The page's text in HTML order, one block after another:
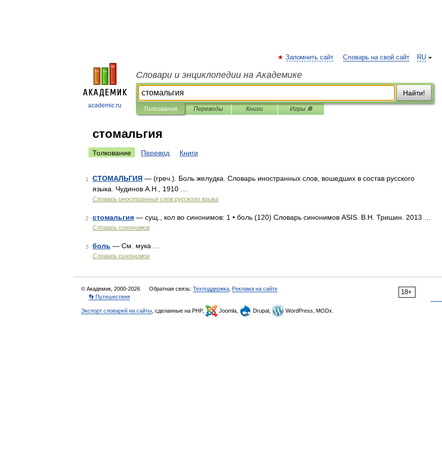
academic.ru
RU
Запомнить сайт Словарь на свой сайт
Словари и энциклопедии на Академике
Найти!
Толкования Переводы Книги Игры ⚽
стомальгия
Толкование Перевод Книги
1 СТОМАЛЬГИЯ — (греч.). Боль желудка. Словарь иностранных слов, вошедших в состав русского
языка. Чудинов А.Н., 1910 …
Словарь иностранных слов русского языка
2 стомальгия — сущ., кол во синонимов: 1 • боль (120) Словарь синонимов ASIS. В.Н. Тришин. 2013 …
Словарь синонимов
3 боль — См. мука …
Словарь синонимов
18+
© Академик, 2000-2026 Обратная связь: Техподдержка Реклама на сайте
👣 Путешествия
Экспорт словарей на сайты , сделанные на PHP, Joomla, Drupal, WordPress, MODx.